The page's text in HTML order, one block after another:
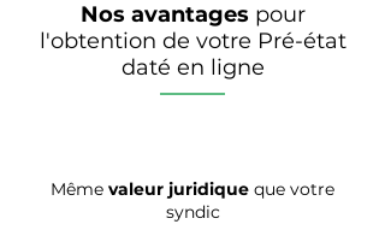
Nos avantages pour
l'obtention de votre Pré-état
daté en ligne
Même valeur juridique que votre
syndic